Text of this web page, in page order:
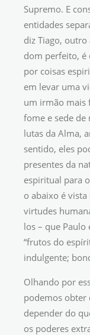
Supremo. E
entidades
diz Tiago,
dom perfeito, é
por coisas
em levar uma
um irmão mais
fome e sede de
lutas da Alma,
sentido, eles
presentes da
espiritual para
o abaixo é
virtudes
los – que
“frutos do
indulgente;
Olhando por
podemos obter
depender do
os poderes